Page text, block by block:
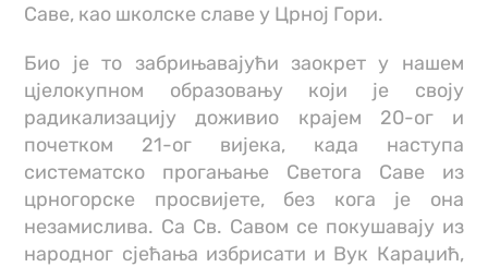
Саве, као школске славе у Црној Гори.
Био је то забрињавајући заокрет у нашем
цјелокупном образовању који је своју
радикализацију доживио крајем 20-ог и
почетком 21-ог вијека, када наступа
систематско прогањање Светога Саве из
црногорске просвијете, без кога је она
незамислива. Са Св. Савом се покушавају из
народног сјећања избрисати и Вук Караџић,